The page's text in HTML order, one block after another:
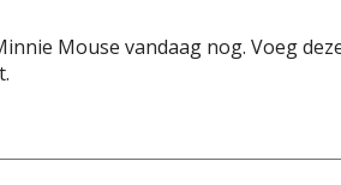
Mouse vandaag nog. Voeg